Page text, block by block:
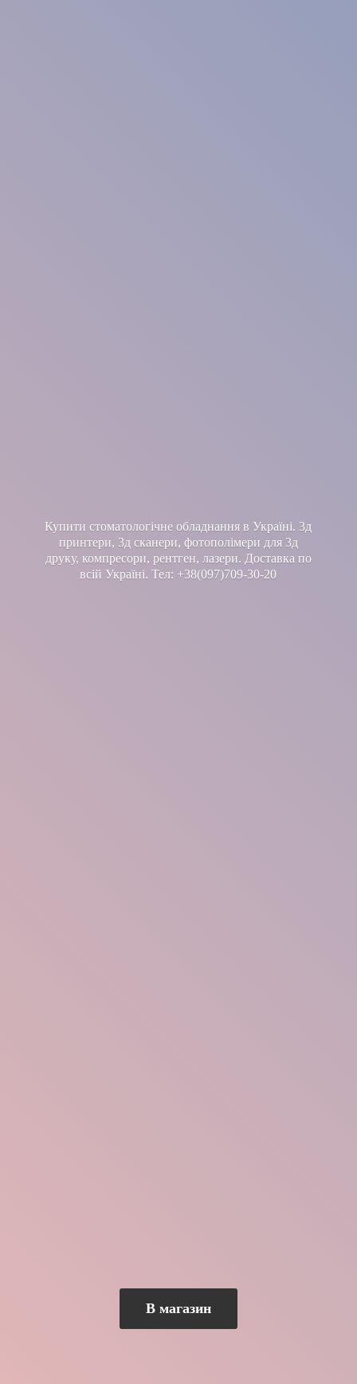
Купити стоматологічне обладнання в Україні. 3д
принтери, 3д сканери, фотополімери для 3д
друку, компресори, рентген, лазери. Доставка по
всій Україні. Тел: +38(097)709-30-20
В магазин